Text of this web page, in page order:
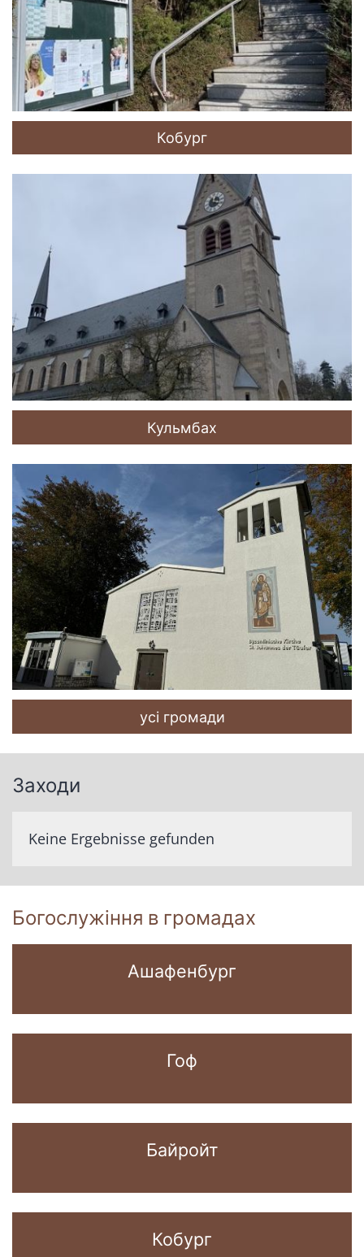
Кобург
Кульмбах
усі громади
Заходи
Keine Ergebnisse gefunden
Богослужіння в громадах
Ашафенбург
Гоф
Байройт
Кобург